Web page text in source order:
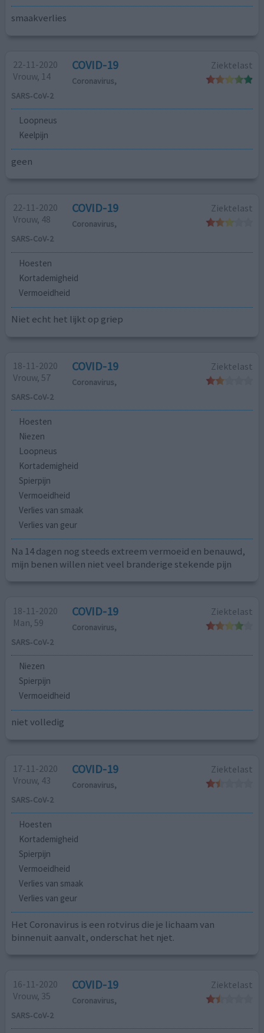
smaakverlies
22-11-2020
Vrouw, 14
Ziektelast
COVID-19
Coronavirus,
SARS‑CoV‑2
Loopneus
Keelpijn
geen
22-11-2020
Vrouw, 48
Ziektelast
COVID-19
Coronavirus,
SARS‑CoV‑2
Hoesten
Kortademigheid
Vermoeidheid
Niet echt het lijkt op griep
18-11-2020
Vrouw, 57
Ziektelast
COVID-19
Coronavirus,
SARS‑CoV‑2
Hoesten
Niezen
Loopneus
Kortademigheid
Spierpijn
Vermoeidheid
Verlies van smaak
Verlies van geur
Na 14 dagen nog steeds extreem vermoeid en benauwd,
mijn benen willen niet veel branderige stekende pijn
18-11-2020
Man, 59
Ziektelast
COVID-19
Coronavirus,
SARS‑CoV‑2
Niezen
Spierpijn
Vermoeidheid
niet volledig
17-11-2020
Vrouw, 43
Ziektelast
COVID-19
Coronavirus,
SARS‑CoV‑2
Hoesten
Kortademigheid
Spierpijn
Vermoeidheid
Verlies van smaak
Verlies van geur
Het Coronavirus is een rotvirus die je lichaam van
binnenuit aanvalt, onderschat het njet.
16-11-2020
Vrouw, 35
Ziektelast
COVID-19
Coronavirus,
SARS‑CoV‑2